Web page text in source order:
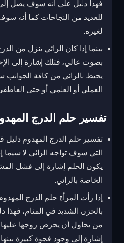
فهذا دليل على أنه سوف يصل إلى
للعديد من النجاحات كما أنه سوف
لغيره.
بينما إذا كان الرائي ينزل من
بصوت عالي، فتلك إشارة إلى
يحيط بالرائي من كافة الجوانب
العملي أو العلمي أو حتى
تفسير حلم الدرج
تفسير حلم الدرج المهدوم دليل
التي سوف تواجه الرائي لا سيما
يكون الحلم إشارة إلى فشل
الخاصة بالرائي.
إذا رأت المرأة حلم الدرج
بالحزن الشديد في المنام،
من يحاول أن يحرض زوجها
إشارة إلى وجود فجوة كبيرة